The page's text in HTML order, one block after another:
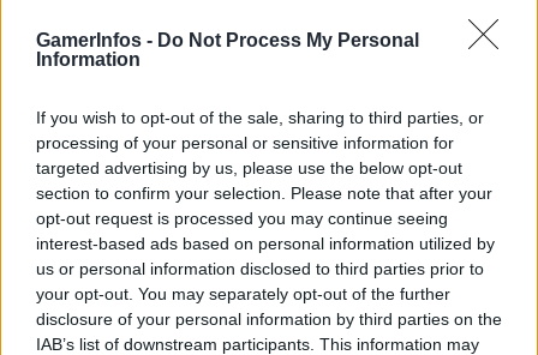
GamerInfos - Do Not Process My Personal
Information
If you wish to opt-out of the sale, sharing to third parties, or
processing of your personal or sensitive information for
targeted advertising by us, please use the below opt-out
section to confirm your selection. Please note that after your
opt-out request is processed you may continue seeing
interest-based ads based on personal information utilized by
us or personal information disclosed to third parties prior to
your opt-out. You may separately opt-out of the further
disclosure of your personal information by third parties on the
IAB’s list of downstream participants. This information may
wie folgt vorgehen, um eine Verbindung zur PS5 herzustellen:
1. Navigiert zu den Systemeinstellungen der PlayStation 5.
3. Schaltet den Schalter unter „Remote Play aktivieren“ um.
4. Startet nun die App auf eurem mobilen Gerät und folgt den
weiteren Schritten, um die Einrichtung abzuschließen.
Damit euer Spielerlebnis nicht zu sehr beeinträchtigt wird, könnt ihr
sogar euren gewohnten PS5-Controller verwenden, den ihr per
Bluetooth mit eurem Handy oder Tablet verbindet. Alternativ könnt
ihr einen On-Screen-Controller auswählen, indem ihr den Pairing-
Modus eures Controllers aktiviert, indem ihr gleichzeitig den
PlayStation- und den Create-Button darauf drückt.